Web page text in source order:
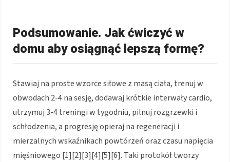
Podsumowanie. Jak ćwiczyć w
domu aby osiągnąć lepszą formę?
Stawiaj na proste wzorce siłowe z masą ciała, trenuj w
obwodach 2-4 na sesję, dodawaj krótkie interwały cardio,
utrzymuj 3-4 treningi w tygodniu, pilnuj rozgrzewki i
schłodzenia, a progresję opieraj na regeneracji i
mierzalnych wskaźnikach powtórzeń oraz czasu napięcia
mięśniowego [1][2][3][4][5][6]. Taki protokół tworzy